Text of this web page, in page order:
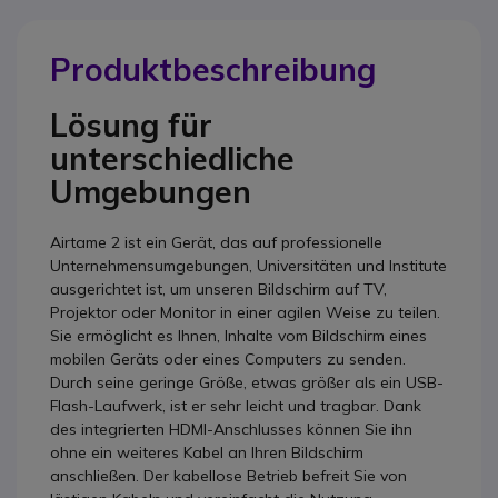
Produktbeschreibung
Lösung für
unterschiedliche
Umgebungen
Airtame 2 ist ein Gerät, das auf professionelle
Unternehmensumgebungen, Universitäten und Institute
ausgerichtet ist, um unseren Bildschirm auf TV,
Projektor oder Monitor in einer agilen Weise zu teilen.
Sie ermöglicht es Ihnen, Inhalte vom Bildschirm eines
mobilen Geräts oder eines Computers zu senden.
Durch seine geringe Größe, etwas größer als ein USB-
Flash-Laufwerk, ist er sehr leicht und tragbar. Dank
des integrierten HDMI-Anschlusses können Sie ihn
ohne ein weiteres Kabel an Ihren Bildschirm
anschließen. Der kabellose Betrieb befreit Sie von